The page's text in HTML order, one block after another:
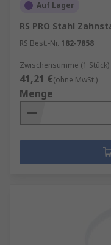
Auf Lager
RS PRO Stahl
RS Best.-Nr. 182-7858
Zwischensumme (1 Stück)
41,21 €(ohne MwSt.)
Menge